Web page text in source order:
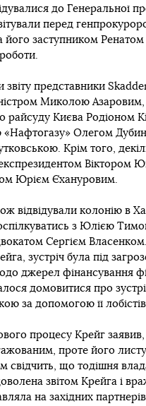
до Генеральної
перед
заступником
звіту представники
Миколою
райсуду Києва Родіоном
«Нафтогазу» Олегом
Крім того,
Віктором
Юрієм Єхануровим.
відвідували колонію в
з Юлією
Сергієм
зустріч була під
джерел фінансування
домовитися про
за допомогою її
процесу Крейг
проте його
що тодішня
звітом Крейга і
на західних